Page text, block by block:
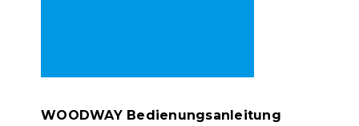
WOODWAY Bedienungsanleitung